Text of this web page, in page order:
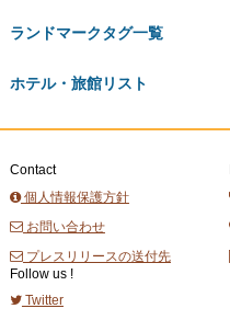
ランドマークタグ一覧
ホテル・旅館リスト
Contact
個人情報保護方針
お問い合わせ
プレスリリースの送付先
Follow us !
Twitter